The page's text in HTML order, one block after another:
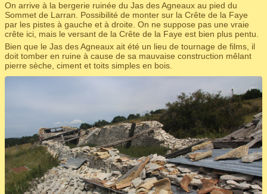
On arrive à la bergerie ruinée du Jas des Agneaux au pied du
Sommet de Larran. Possibilité de monter sur la Crête de la Faye
par les pistes à gauche et à droite. On ne suppose pas une vraie
crête ici, mais le versant de la Crête de la Faye est bien plus pentu.
Bien que le Jas des Agneaux ait été un lieu de tournage de films, il
doit tomber en ruine à cause de sa mauvaise construction mêlant
pierre sèche, ciment et toits simples en bois.